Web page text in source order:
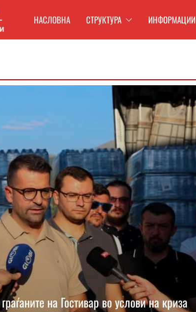
НАСЛОВНА СТРУКТУРА ИНФОРМАЦИИ
на Гостивар во услови на криза